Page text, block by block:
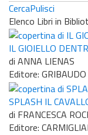
CercaPulisci
Elenco Libri in
IL GIOIELLO
di ANNA LIENAS
Editore:
SPLASH IL
di FRANCESCA
Editore: